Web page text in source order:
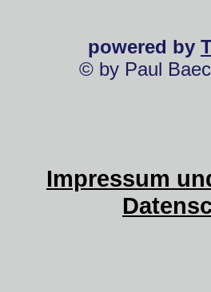
powered by
© by Paul
Impressum